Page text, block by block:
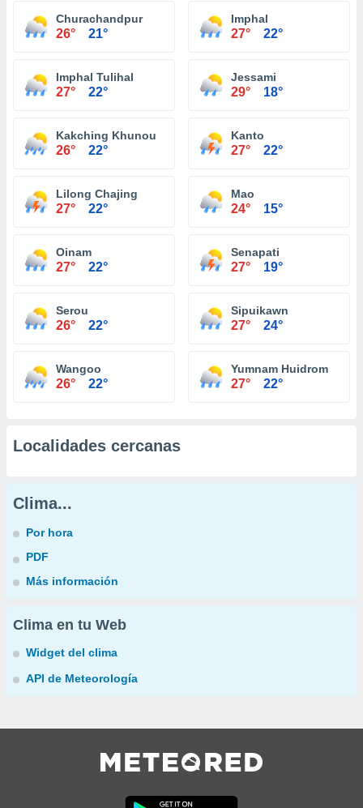
Churachandpur
26° 21°
Imphal
27° 22°
Imphal Tulihal
27° 22°
Jessami
29° 18°
Kakching Khunou
26° 22°
Kanto
27° 22°
Lilong Chajing
27° 22°
Mao
24° 15°
Oinam
27° 22°
Senapati
27° 19°
Serou
26° 22°
Sipuikawn
27° 24°
Wangoo
26° 22°
Yumnam Huidrom
27° 22°
Localidades cercanas
Clima...
Por hora
PDF
Más información
Clima en tu Web
Widget del clima
API de Meteorología